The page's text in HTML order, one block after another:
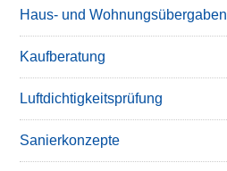
Haus- und Wohnungsübergaben
Kaufberatung
Luftdichtigkeitsprüfung
Sanierkonzepte